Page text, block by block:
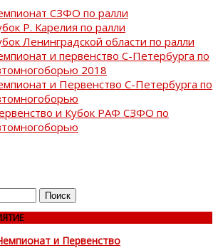
СЗФО по ралли
Р. Карелия по ралли
Ленинградской области по ралли
и первенство С-Петербурга по
2018
и Первенство С-Петербурга по
и Кубок РАФ СЗФО по
и Первенство